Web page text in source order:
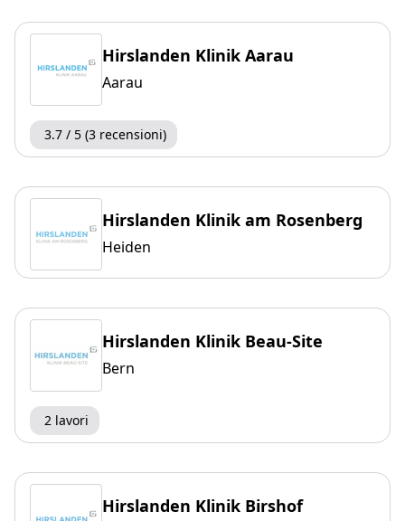
Hirslanden Klinik Aarau
Aarau
3.7 / 5 (3 recensioni)
Hirslanden Klinik am Rosenberg
Heiden
Hirslanden Klinik Beau-Site
Bern
2 lavori
Hirslanden Klinik Birshof